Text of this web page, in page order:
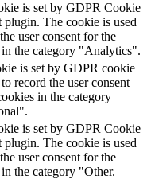
is set by GDPR Cookie
plugin. The cookie is used
user consent for the
the category "Analytics".
is set by GDPR cookie
record the user consent
in the category
is set by GDPR Cookie
plugin. The cookie is used
user consent for the
the category "Other.